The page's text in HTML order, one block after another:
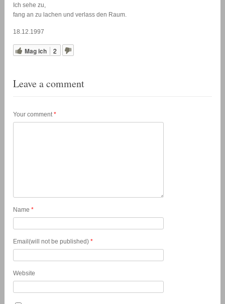
Ich sehe zu,
fang an zu lachen und verlass den Raum.
18.12.1997
Mag ich 2
Leave a comment
Your comment*
Name*
Email(will not be published)*
Website